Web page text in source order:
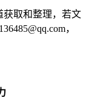
获取和整理，若文
，